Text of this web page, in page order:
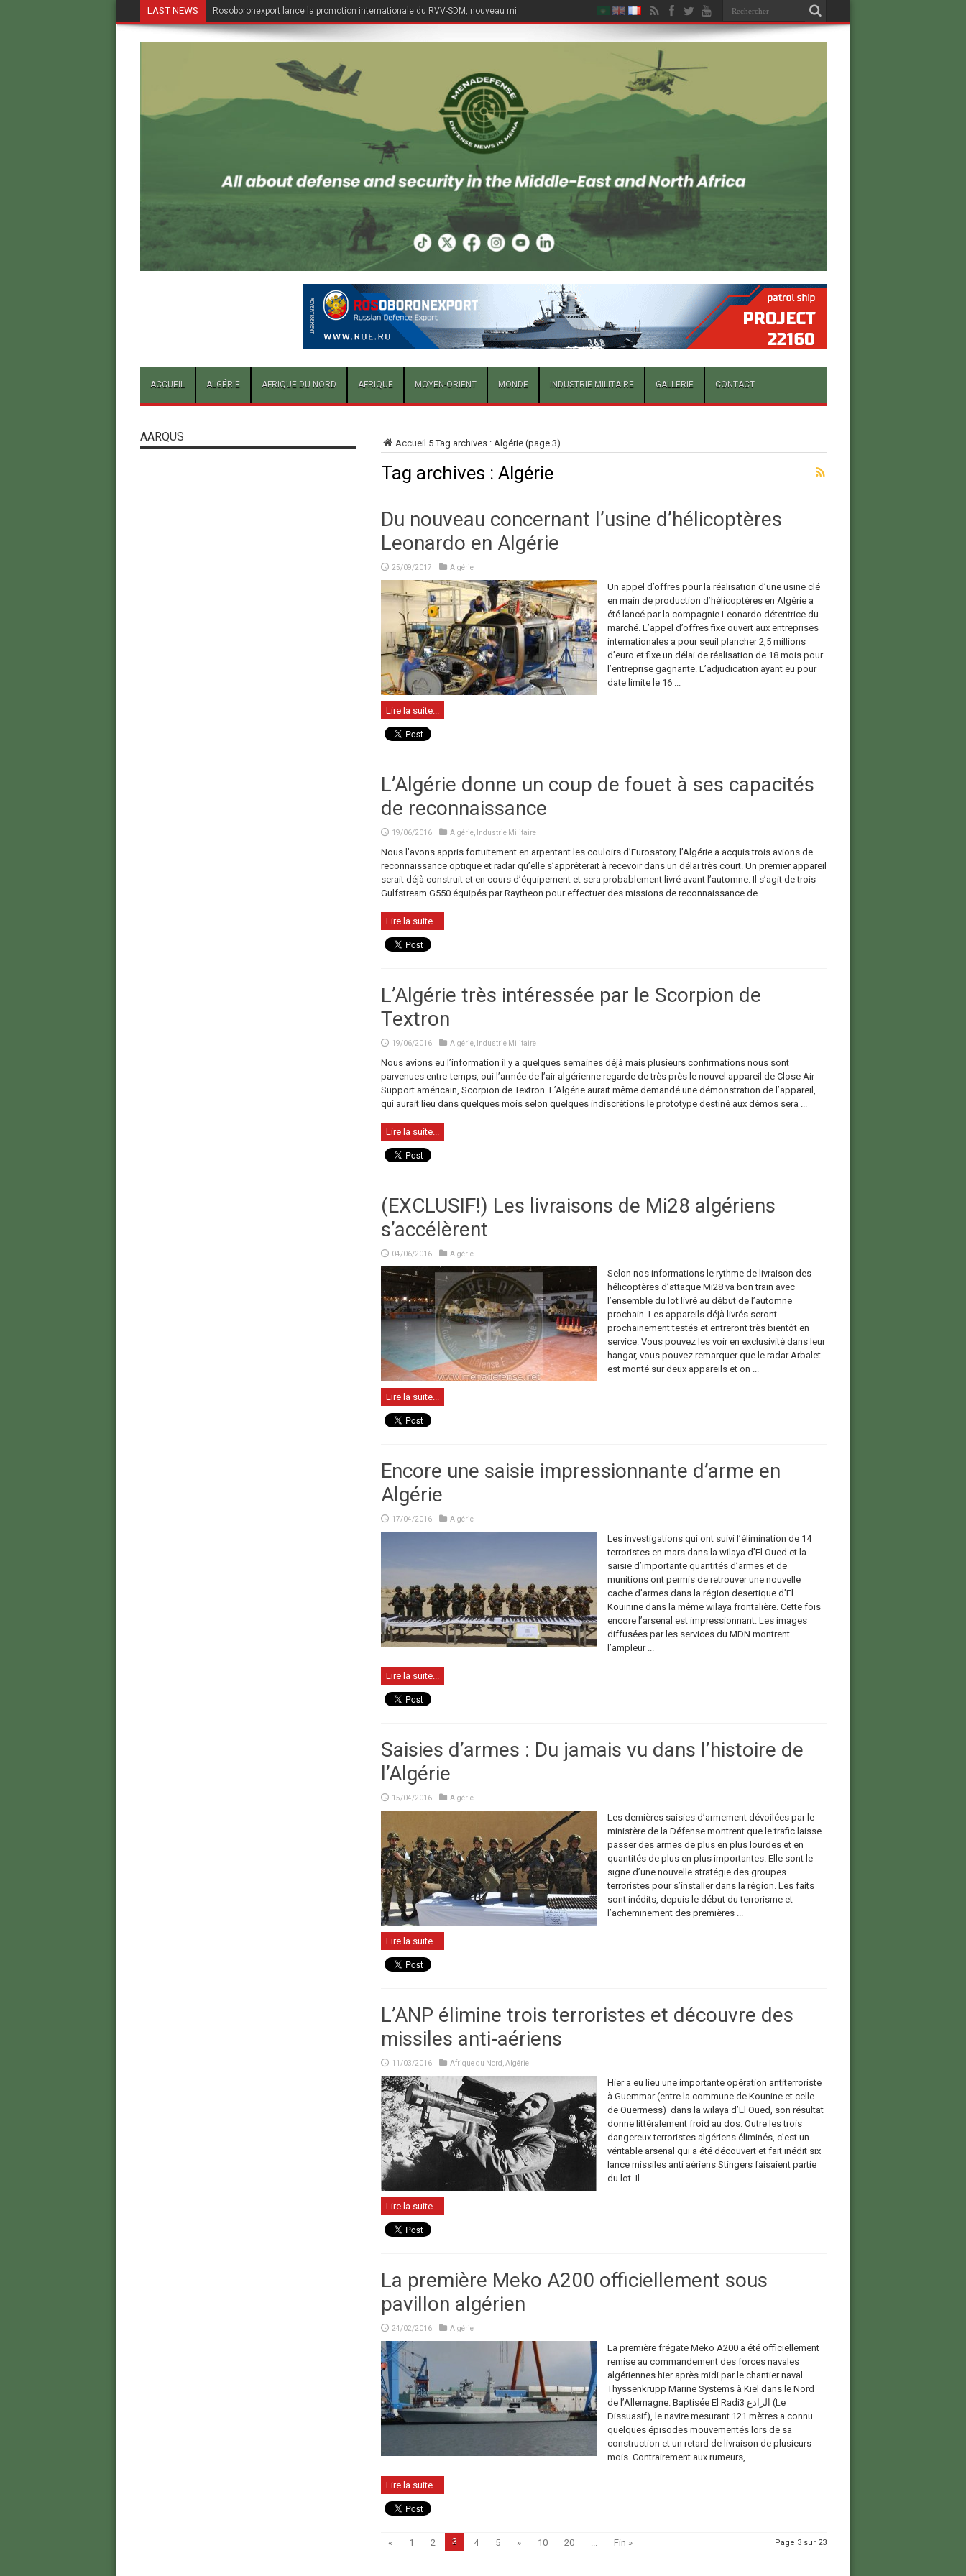
LAST NEWS Rosoboronexport lance la promotion internationale du RVV-SDM, nouveau missile air-air du Su-57E
ACCUEIL ALGÉRIE AFRIQUE DU NORD AFRIQUE MOYEN-ORIENT MONDE INDUSTRIE MILITAIRE GALLERIE CONTACT
Accueil 5Tag archives : Algérie(page 3)
Tag archives : Algérie
Du nouveau concernant l’usine d’hélicoptères
Leonardo en Algérie
25/09/2017 Algérie
Un appel d’offres pour la réalisation d’une usine clé
en main de production d’hélicoptères en Algérie a
été lancé par la compagnie Leonardo détentrice du
marché. L’appel d’offres fixe ouvert aux entreprises
internationales a pour seuil plancher 2,5 millions
d’euro et fixe un délai de réalisation de 18 mois pour
l’entreprise gagnante. L’adjudication ayant eu pour
date limite le 16 ...
Lire la suite...
L’Algérie donne un coup de fouet à ses capacités
de reconnaissance
19/06/2016 Algérie, Industrie Militaire
Nous l’avons appris fortuitement en arpentant les couloirs d’Eurosatory, l’Algérie a acquis trois avions de
reconnaissance optique et radar qu’elle s’apprêterait à recevoir dans un délai très court. Un premier appareil
serait déjà construit et en cours d’équipement et sera probablement livré avant l’automne. Il s’agit de trois
Gulfstream G550 équipés par Raytheon pour effectuer des missions de reconnaissance de ...
Lire la suite...
L’Algérie très intéressée par le Scorpion de
Textron
19/06/2016 Algérie, Industrie Militaire
Nous avions eu l’information il y a quelques semaines déjà mais plusieurs confirmations nous sont
parvenues entre-temps, oui l’armée de l’air algérienne regarde de très près le nouvel appareil de Close Air
Support américain, Scorpion de Textron. L’Algérie aurait même demandé une démonstration de l’appareil,
qui aurait lieu dans quelques mois selon quelques indiscrétions le prototype destiné aux démos sera ...
Lire la suite...
(EXCLUSIF!) Les livraisons de Mi28 algériens
s’accélèrent
04/06/2016 Algérie
Selon nos informations le rythme de livraison des
hélicoptères d’attaque Mi28 va bon train avec
l’ensemble du lot livré au début de l’automne
prochain. Les appareils déjà livrés seront
prochainement testés et entreront très bientôt en
service. Vous pouvez les voir en exclusivité dans leur
hangar, vous pouvez remarquer que le radar Arbalet
est monté sur deux appareils et on ...
Lire la suite...
Encore une saisie impressionnante d’arme en
Algérie
17/04/2016 Algérie
Les investigations qui ont suivi l’élimination de 14
terroristes en mars dans la wilaya d’El Oued et la
saisie d’importante quantités d’armes et de
munitions ont permis de retrouver une nouvelle
cache d’armes dans la région desertique d’El
Kouinine dans la même wilaya frontalière. Cette fois
encore l’arsenal est impressionnant. Les images
diffusées par les services du MDN montrent
l’ampleur ...
Lire la suite...
Saisies d’armes : Du jamais vu dans l’histoire de
l’Algérie
15/04/2016 Algérie
Les dernières saisies d’armement dévoilées par le
ministère de la Défense montrent que le trafic laisse
passer des armes de plus en plus lourdes et en
quantités de plus en plus importantes. Elle sont le
signe d’une nouvelle stratégie des groupes
terroristes pour s’installer dans la région. Les faits
sont inédits, depuis le début du terrorisme et
l’acheminement des premières ...
Lire la suite...
L’ANP élimine trois terroristes et découvre des
missiles anti-aériens
11/03/2016 Afrique du Nord Algérie
Hier a eu lieu une importante opération antiterroriste
à Guemmar (entre la commune de Kounine et celle
de Ouermess) dans la wilaya d’El Oued, son résultat
donne littéralement froid au dos. Outre les trois
dangereux terroristes algériens éliminés, c’est un
véritable arsenal qui a été découvert et fait inédit six
lance missiles anti aériens Stingers faisaient partie
du lot. Il ...
Lire la suite...
La première Meko A200 officiellement sous
pavillon algérien
24/02/2016 Algérie
La première frégate Meko A200 a été officiellement
remise au commandement des forces navales
algériennes hier après midi par le chantier naval
Thyssenkrupp Marine Systems à Kiel dans le Nord
de l’Allemagne. Baptisée El Radi3 الرادع (Le
Dissuasif), le navire mesurant 121 mètres a connu
quelques épisodes mouvementés lors de sa
construction et un retard de livraison de plusieurs
mois. Contrairement aux rumeurs, ...
Lire la suite...
Page 3 sur 23
« 1 2 3 4 5 » 10 20 ... Fin »
AARQUS